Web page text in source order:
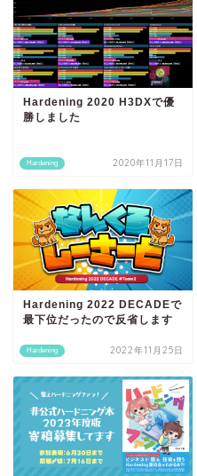
Hardening
Hardening 2020 H3DXで優
勝しました
2020年11月17日
Hardening
Hardening 2022 DECADEで
最下位だったので反省します
2022年11月25日